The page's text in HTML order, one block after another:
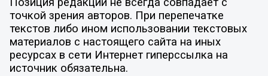
Позиция редакции не всегда совпадает с
точкой зрения авторов. При перепечатке
текстов либо ином использовании текстовых
материалов с настоящего сайта на иных
ресурсах в сети Интернет гиперссылка на
источник обязательна.